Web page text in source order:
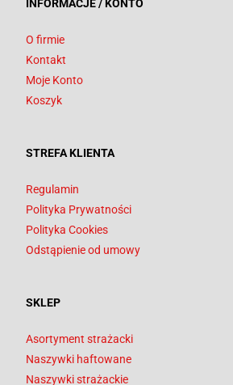
INFORMACJE / KONTO
O firmie
Kontakt
Moje Konto
Koszyk
STREFA KLIENTA
Regulamin
Polityka Prywatności
Polityka Cookies
Odstąpienie od umowy
SKLEP
Asortyment strażacki
Naszywki haftowane
Naszywki strażackie